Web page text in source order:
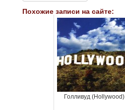
Похожие записи на сайте:
Голливуд (Hollywood)